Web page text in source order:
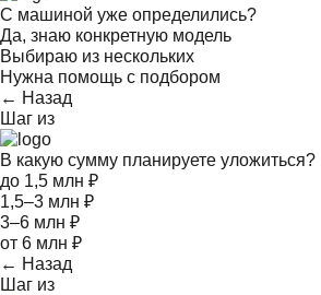
С машиной уже определились?
Да, знаю конкретную модель
Выбираю из нескольких
Нужна помощь с подбором
← Назад
Шаг из
В какую сумму планируете уложиться?
до 1,5 млн ₽
1,5–3 млн ₽
3–6 млн ₽
от 6 млн ₽
← Назад
Шаг из